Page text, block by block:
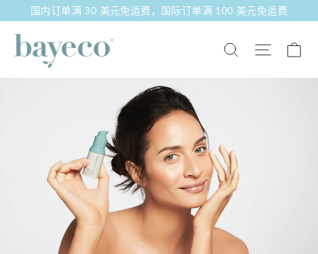
至
国内订单满 30 美元免运费，国际订单满 100 美元免运费
Bayeco 搜索 站点导